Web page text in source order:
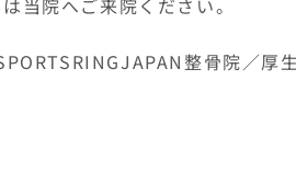
当院へご来院ください。
整骨院／厚